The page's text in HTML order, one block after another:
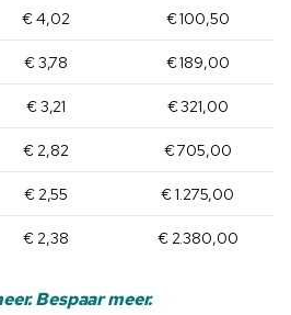
€ 4,02 € 100,50
€ 3,78 € 189,00
€ 3,21 € 321,00
€ 2,82 € 705,00
€ 2,55 € 1.275,00
€ 2,38 € 2.380,00
Bespaar meer.